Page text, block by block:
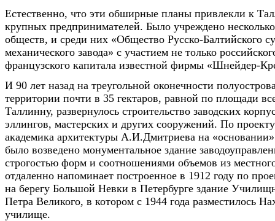
Естественно, что эти обширные планы привлекли к
крупных предпринимателей. Было учреждено
обществ, и среди них «Общество Русско-Балтийского
механического завода» с участием не только
французского капитала известной фирмы «Шнейдер-
И 90 лет назад на треугольной оконечности
территории почти в 35 гектаров, равной по площади
Таллинну, развернулось строительство заводских
эллингов, мастерских и других сооружений. По проекту
академика архитектуры А.И.Дмитриева на «основании»
было возведено монументальное здание
строгостью форм и соотношениями объемов из
отдаленно напоминает построенное в 1912 году по
на берегу Большой Невки в Петербурге здание
Петра Великого, в котором с 1944 года разместилось
училище.